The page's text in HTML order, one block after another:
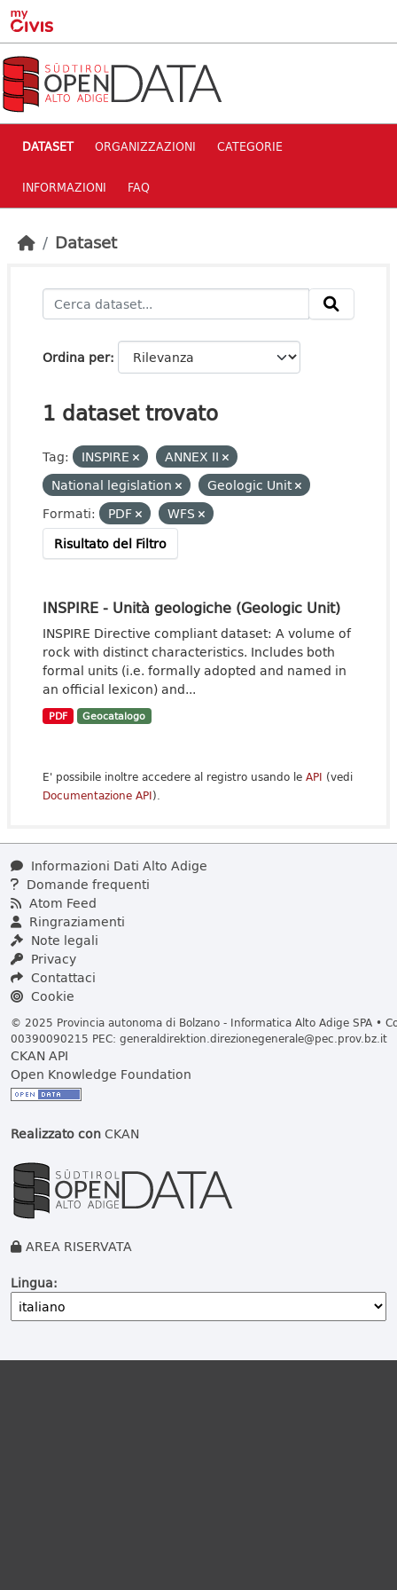
Skip to main content
DATASET ORGANIZZAZIONI CATEGORIE
INFORMAZIONI FAQ
Dataset
Ordina per
1 dataset trovato
Tag: INSPIRE
ANNEX II
National legislation
Geologic Unit
Formati:
PDF
WFS
Risultato del Filtro
INSPIRE - Unità geologiche (Geologic Unit)
INSPIRE Directive compliant dataset: A volume of
rock with distinct characteristics. Includes both
formal units (i.e. formally adopted and named in
an official lexicon) and...
PDF Geocatalogo
E' possibile inoltre accedere al registro usando le API (vedi
Documentazione API).
Informazioni Dati Alto Adige
Domande frequenti
Atom Feed
Ringraziamenti
Note legali
Privacy
Contattaci
Cookie
© 2025 Provincia autonoma di Bolzano - Informatica Alto Adige SPA •
00390090215 PEC: generaldirektion.direzionegenerale@pec.prov.bz.it
CKAN API
Open Knowledge Foundation
Realizzato conCKAN
AREA RISERVATA
Lingua